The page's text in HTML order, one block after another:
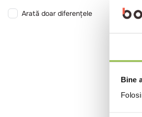
Bine
Arată doar diferențele